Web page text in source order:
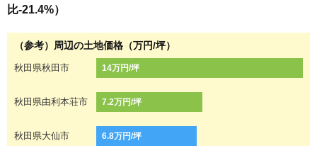
比-21.4%）
（参考）周辺の土地価格（万円/坪）
秋田県秋田市 14万円/坪
秋田県由利本荘市 7.2万円/坪
秋田県大仙市 6.8万円/坪